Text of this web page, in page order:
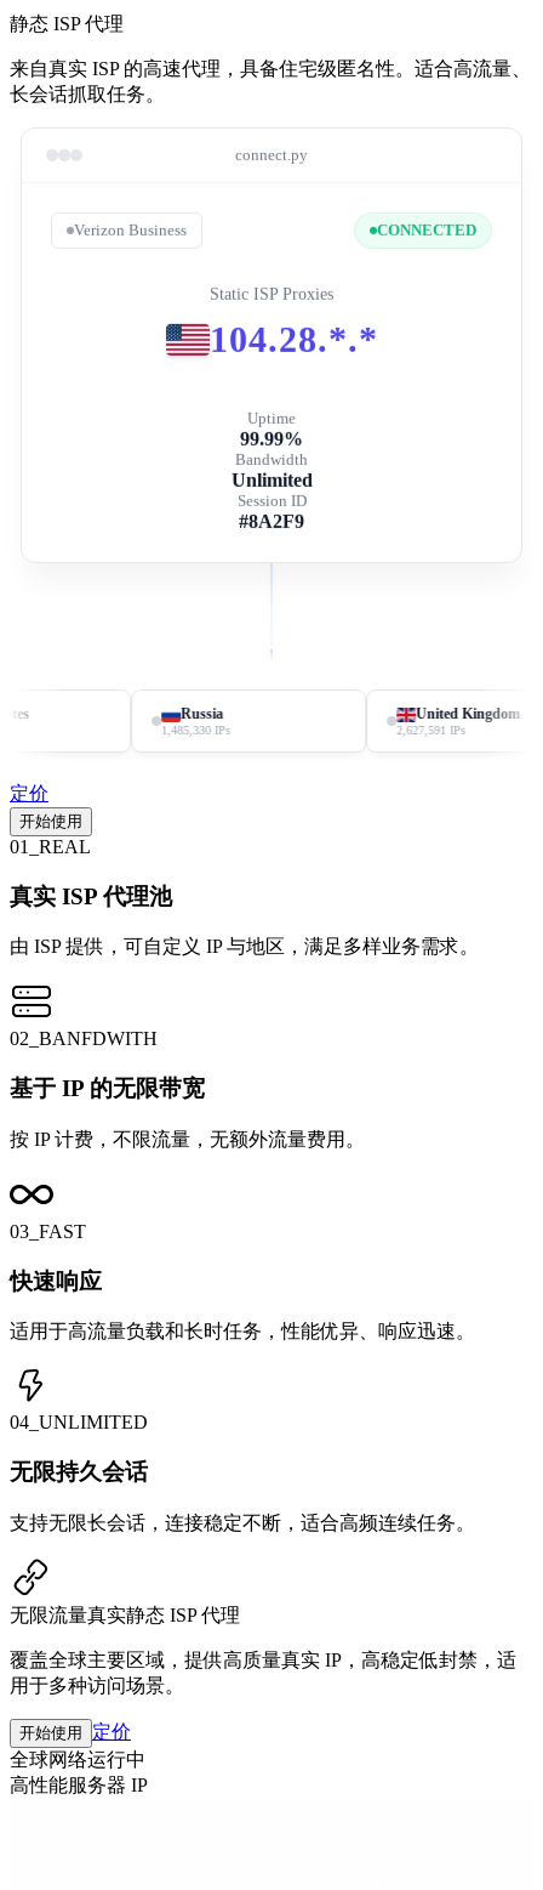
静态 ISP 代理
来自真实 ISP 的高速代理，具备住宅级匿名性。适合高流量、
长会话抓取任务。
connect.py
Verizon Business CONNECTED
Static ISP Proxies
104.28.*.*
Uptime
99.99%
Bandwidth
Unlimited
Session ID
#8A2F9
United Kingdom
定价
开始使用
01_REAL
真实 ISP 代理池
由 ISP 提供，可自定义 IP 与地区，满足多样业务需求。
02_BANFDWITH
基于 IP 的无限带宽
按 IP 计费，不限流量，无额外流量费用。
03_FAST
快速响应
适用于高流量负载和长时任务，性能优异、响应迅速。
04_UNLIMITED
无限持久会话
支持无限长会话，连接稳定不断，适合高频连续任务。
无限流量真实静态 ISP 代理
覆盖全球主要区域，提供高质量真实 IP，高稳定低封禁，适
用于多种访问场景。
开始使用
定价
全球网络运行中
高性能服务器 IP